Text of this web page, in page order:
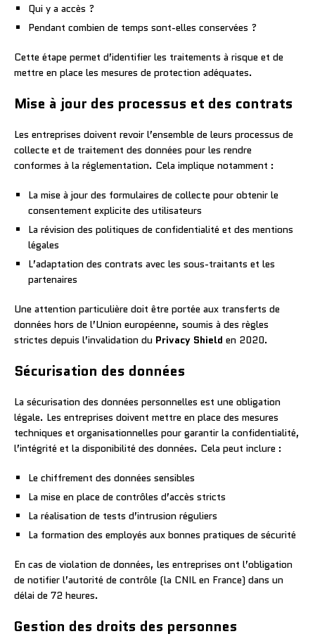
Qui y a accès ?
Pendant combien de temps sont-elles conservées ?
Cette étape permet d’identifier les traitements à risque et de
mettre en place les mesures de protection adéquates.
Mise à jour des processus et des contrats
Les entreprises doivent revoir l’ensemble de leurs processus de
collecte et de traitement des données pour les rendre
conformes à la réglementation. Cela implique notamment :
La mise à jour des formulaires de collecte pour obtenir le
consentement explicite des utilisateurs
La révision des politiques de confidentialité et des mentions
légales
L’adaptation des contrats avec les sous-traitants et les
partenaires
Une attention particulière doit être portée aux transferts de
données hors de l’Union européenne, soumis à des règles
strictes depuis l’invalidation du Privacy Shield en 2020.
Sécurisation des données
La sécurisation des données personnelles est une obligation
légale. Les entreprises doivent mettre en place des mesures
techniques et organisationnelles pour garantir la confidentialité,
l’intégrité et la disponibilité des données. Cela peut inclure :
Le chiffrement des données sensibles
La mise en place de contrôles d’accès stricts
La réalisation de tests d’intrusion réguliers
La formation des employés aux bonnes pratiques de sécurité
En cas de violation de données, les entreprises ont l’obligation
de notifier l’autorité de contrôle (la CNIL en France) dans un
délai de 72 heures.
Gestion des droits des personnes